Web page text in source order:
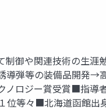
御や関連技術の生涯
弾等の装備品開発→
ロジー賞受賞■指導
位等々■北海道函館出